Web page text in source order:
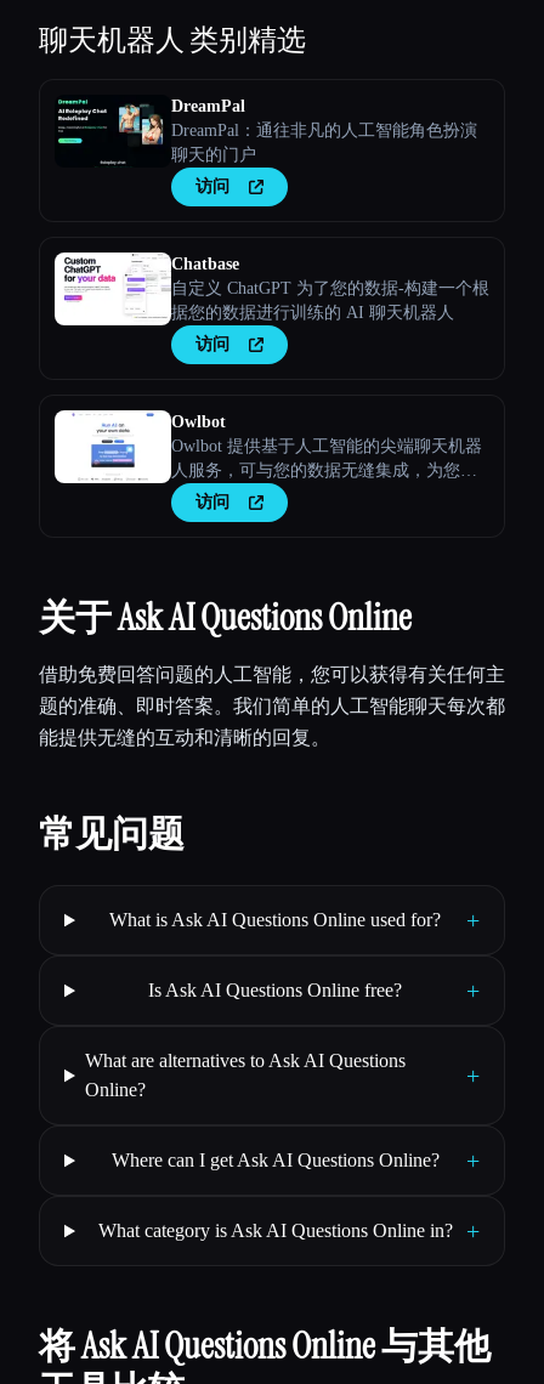
聊天机器人 类别精选
DreamPal
DreamPal：通往非凡的人工智能角色扮演
聊天的门户
访问
Chatbase
自定义 ChatGPT 为了您的数据-构建一个根
据您的数据进行训练的 AI 聊天机器人
访问
Owlbot
Owlbot 提供基于人工智能的尖端聊天机器
人服务，可与您的数据无缝集成，为您、
您的客户或团队提供即时响应。
访问
关于 Ask AI Questions Online
借助免费回答问题的人工智能，您可以获得有关任何主
题的准确、即时答案。我们简单的人工智能聊天每次都
能提供无缝的互动和清晰的回复。
常见问题
What is Ask AI Questions Online used for? +
Is Ask AI Questions Online free? +
What are alternatives to Ask AI Questions
Online?
+
Where can I get Ask AI Questions Online? +
What category is Ask AI Questions Online in? +
将 Ask AI Questions Online 与其他